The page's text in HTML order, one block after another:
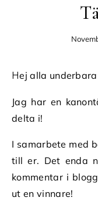
Hej alla
Jag har en
delta i!
I samarbete med
till er. Det enda
kommentar i
ut en vinnare!